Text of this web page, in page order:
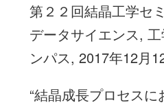
第２２回結晶工学セ
データサイエンス,
ンパス, 2017年12月
“結晶成長プロセスに